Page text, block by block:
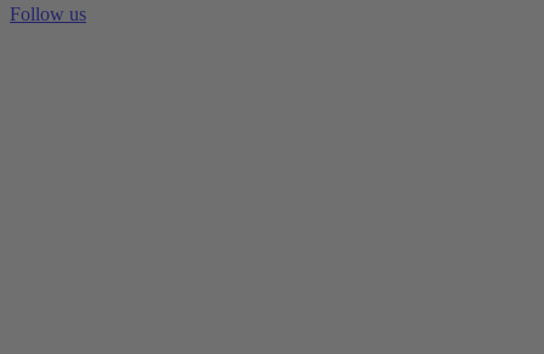
Follow us